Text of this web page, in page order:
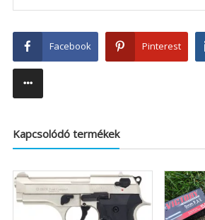
Facebook Pinterest
Kapcsolódó termékek